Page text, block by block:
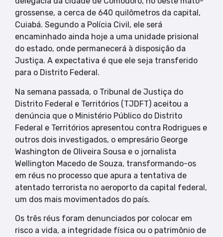
grossense, a cerca de 640 quilômetros da capital,
Cuiabá. Segundo a Polícia Civil, ele será
encaminhado ainda hoje a uma unidade prisional
do estado, onde permanecerá à disposição da
Justiça. A expectativa é que ele seja transferido
para o Distrito Federal.
Na semana passada, o Tribunal de Justiça do
Distrito Federal e Territórios (TJDFT) aceitou a
denúncia que o Ministério Público do Distrito
Federal e Territórios apresentou contra Rodrigues e
outros dois investigados, o empresário George
Washington de Oliveira Sousa e o jornalista
Wellington Macedo de Souza, transformando-os
em réus no processo que apura a tentativa de
atentado terrorista no aeroporto da capital federal,
um dos mais movimentados do país.
Os três réus foram denunciados por colocar em
risco a vida, a integridade física ou o patrimônio de